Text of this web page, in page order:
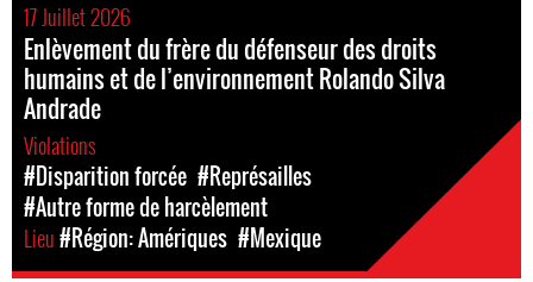
17 Juillet 2026
Enlèvement du frère du défenseur des droits
humains et de l’environnement Rolando Silva
Andrade
Violations
#Disparition forcée #Représailles
#Autre forme de harcèlement
Lieu#Région: Amériques #Mexique